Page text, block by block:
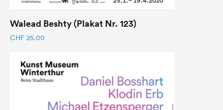
Walead Beshty (Plakat Nr. 123)
CHF 25.00